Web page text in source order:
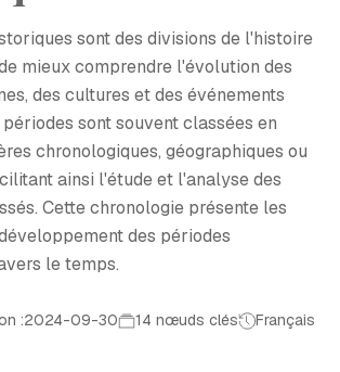
sont des divisions de l'histoire
mieux comprendre l'évolution des
des cultures et des événements
sont souvent classées en
chronologiques, géographiques ou
ainsi l'étude et l'analyse des
Cette chronologie présente les
des périodes
le temps.
:2024-09-30 14 nœuds clés Français